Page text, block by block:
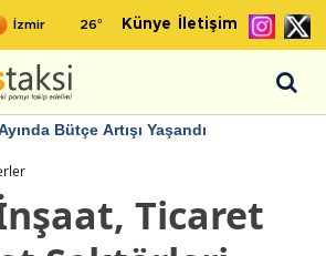
26° Künye İletişim
Bütçe Artışı Yaşandı
Ticaret